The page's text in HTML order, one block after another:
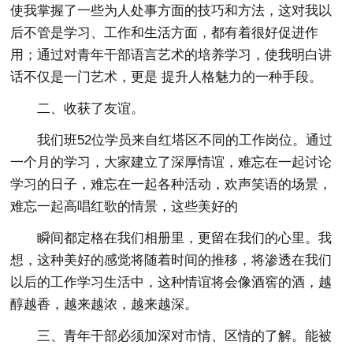
使我掌握了一些为人处事方面的技巧和方法，这对我以
后不管是学习、工作和生活方面，都有着很好促进作
用；通过对青年干部语言艺术的培养学习，使我明白讲
话不仅是一门艺术，更是 提升人格魅力的一种手段。
二、收获了友谊。
我们班52位学员来自红塔区不同的工作岗位。通过
一个月的学习，大家建立了深厚情谊，难忘在一起讨论
学习的日子，难忘在一起各种活动，欢声笑语的场景，
难忘一起高唱红歌的情景，这些美好的
瞬间都定格在我们相册里，更留在我们的心里。我
想，这种美好的感觉将随着时间的推移，将渗透在我们
以后的工作学习生活中，这种情谊将会像酒窖的酒，越
醇越香，越来越浓，越来越深。
三、青年干部必须加深对市情、区情的了解。能被